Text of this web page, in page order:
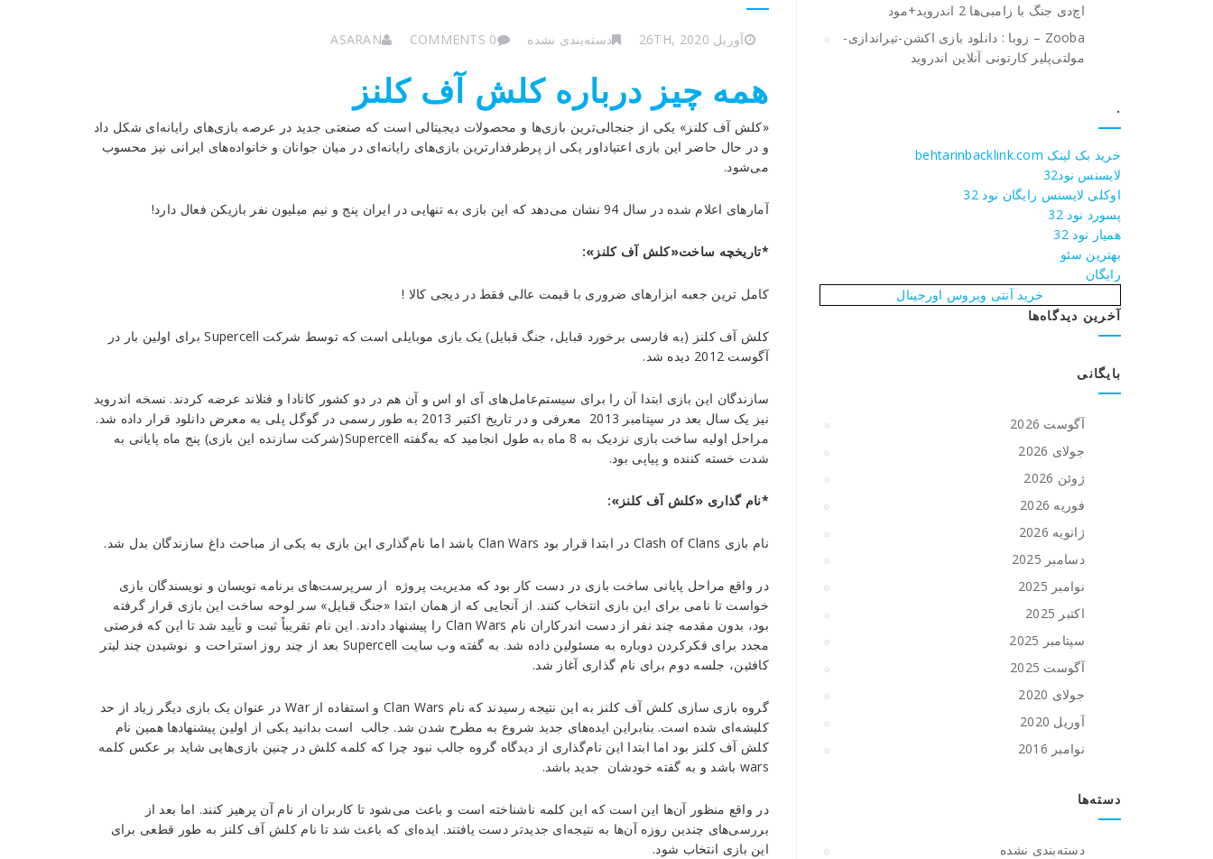
آوریل 26TH, 2020 دسته‌بندی نشده 0 COMMENTS
ASARAN
همه چیز درباره کلش آف کلنز
«کلش آف کلنز» یکی از جنجالی‌ترین بازی‌ها و محصولات دیجیتالی است که صنعتی جدید در عرصه بازی‌های رایانه‌ای شکل داد
و در حال حاضر این بازی اعتیاد‌اور یکی از پرطرفدار‌ترین بازی‌های رایانه‌ای در میان جوانان و خانواده‌های ایرانی نیز محسوب
می‌شود.
آمار‌های اعلام شده در سال 94 نشان می‌دهد که این بازی به تنهایی در ایران پنج و نیم میلیون نفر بازیکن فعال دارد!
*تاریخچه ساخت«کلش آف کلنز»:
کامل ترین جعبه ابزارهای ضروری با قیمت عالی فقط در دیجی کالا !
کلش آف کلنز (به فارسی برخورد قبایل، جنگ قبایل) یک بازی موبایلی است که توسط شرکت Supercell برای اولین بار در
آگوست 2012 دیده شد.
سازندگان این بازی ابتدا آن را برای سیستم‌عامل‌های آی او اس و آن هم در دو کشور کانادا و فنلاند عرضه کردند. نسخه اندروید
نیز یک سال بعد در سپتامبر 2013 معرفی و در تاریخ اکتبر 2013 به طور رسمی در گوگل پلی به معرض دانلود قرار داده شد.
مراحل اولیه ساخت بازی نزدیک به 8 ماه به طول انجامید‌ که به‌گفته Supercell(شرکت سازنده این بازی) پنج ماه پایانی به
شدت خسته کننده و پیاپی بود.
*نام گذاری «کلش‌ آف کلنز»:
نام بازی Clash of Clans در ابتدا قرار بود Clan Wars باشد اما نام‌گذاری این بازی به یکی از مباحث داغ سازندگان بدل شد.
در واقع مراحل پایانی ساخت بازی در دست کار بود که مدیریت پروژه از سرپرست‌های برنامه نویسان و نویسندگان بازی
خواست تا نامی برای این بازی انتخاب کنند. از آنجایی که از همان ابتدا «جنگ قبایل» سر لوحه ساخت این بازی قرار گرفته
بود، بدون مقدمه چند نفر از دست اندرکاران نام Clan Wars را پیشنهاد دادند. این نام تقریباً ثبت و تأیید شد تا این که فرصتی
مجدد برای فکرکردن دوباره به مسئولین داده شد. به گفته وب سایت Supercell بعد از چند روز استراحت و نوشیدن چند لیتر
کافئین، جلسه دوم برای نام گذاری آغاز شد.
گروه بازی سازی کلش آف کلنز به این نتیجه رسیدند که نام Clan Wars و استفاده از War در عنوان یک بازی دیگر زیاد از حد
کلیشه‌ای شده است. بنابراین ایده‌های جدید شروع به مطرح شدن شد. جالب است بدانید یکی از اولین پیشنهادها همین نام
کلش آف کلنز بود اما ابتدا این نام‌گذاری از دیدگاه گروه جالب نبود چرا که کلمه کلش در چنین بازی‌هایی شاید بر عکس کلمه
wars باشد و به گفته خودشان جدید باشد.
در واقع منظور آن‌ها این است که این کلمه ناشناخته است و باعث می‌شود تا کاربران از نام آن پرهیز کنند. اما بعد از
بررسی‌های چندین روزه آن‌ها به نتیجه‌ای جدیدتر دست یافتند. ایده‌ای که باعث شد تا نام کلش آف کلنز به طور قطعی برای
این بازی انتخاب شود.
اچ‌دی جنگ با زامبی‌ها 2 اندروید+مود
Zooba – زوبا : دانلود بازی اکشن-تیراندازی-
مولتی‌پلیر کارتونی آنلاین اندروید
.
خرید بک لینک behtarinbacklink.com
لایسنس نود32
اوکلی لایسنس رایگان نود 32
پسورد نود 32
همیار نود 32
بهترین سئو
رایگان
خرید آنتی ویروس اورجینال
آخرین دیدگاه‌ها
بایگانی
آگوست 2026
جولای 2026
ژوئن 2026
فوریه 2026
ژانویه 2026
دسامبر 2025
نوامبر 2025
اکتبر 2025
سپتامبر 2025
آگوست 2025
جولای 2020
آوریل 2020
نوامبر 2016
دسته‌ها
دسته‌بندی نشده